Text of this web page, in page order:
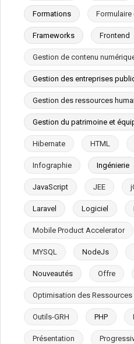
Formations
Frameworks Frontend
Gestion de contenu
Gestion des entreprises
Gestion des ressources
Gestion du patrimoine et
Hibernate HTML
Infographie Ingénierie
JavaScript JEE
Laravel Logiciel
Mobile Product Accelerator
MYSQL NodeJs
Nouveautés Offre
Optimisation des Ressources
Outils-GRH PHP
Présentation